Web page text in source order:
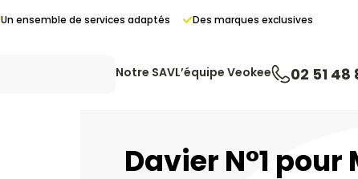
Un ensemble de services adaptés Des marques exclusives
02 51 48
Notre SAVL’équipe Veokee
Davier N°1